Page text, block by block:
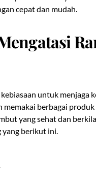
cepat dan mudah.
untuk menjaga
memakai berbagai
yang sehat dan
yang berikut ini.